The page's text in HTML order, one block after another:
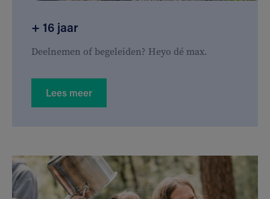
+ 16 jaar
Deelnemen of begeleiden? Heyo dé max.
Lees meer